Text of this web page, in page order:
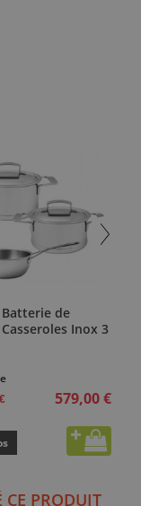
de
Inox 3
579,00 €
CE PRODUIT